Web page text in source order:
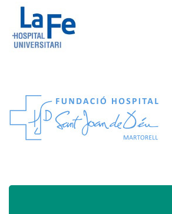
Imagen
Imagen